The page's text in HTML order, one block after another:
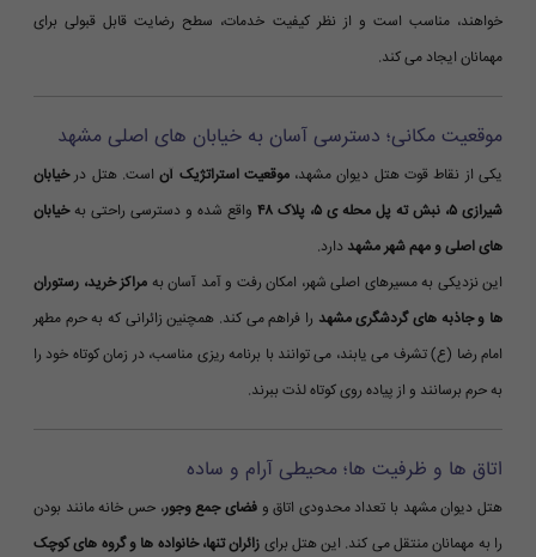
خواهند، مناسب است و از نظر کیفیت خدمات، سطح رضایت قابل قبولی برای
مهمانان ایجاد می کند.
موقعیت مکانی؛ دسترسی آسان به خیابان های اصلی مشهد
یکی از نقاط قوت هتل دیوان مشهد،موقعیت استراتژیک آناست. هتل درخیابان
شیرازی ۵، نبش ته پل محله ی ۵، پلاک ۴۸
واقع شده و دسترسی راحتی بهخیابان
های اصلی و مهم شهر مشهد دارد.
این نزدیکی به مسیرهای اصلی شهر، امکان رفت و آمد آسان به مراکز خرید، رستوران
ها و جاذبه های گردشگری مشهد را فراهم می کند. همچنین زائرانی که به حرم مطهر
امام رضا (ع) تشرف می یابند، می توانند با برنامه ریزی مناسب، در زمان کوتاه خود را
به حرم برسانند و از پیاده روی کوتاه لذت ببرند.
اتاق ها و ظرفیت ها؛ محیطی آرام و ساده
هتل دیوان مشهد با تعداد محدودی اتاق وفضای جمع وجور، حس خانه مانند بودن
را به مهمانان منتقل می کند. این هتل برای زائران تنها، خانواده ها و گروه های کوچک